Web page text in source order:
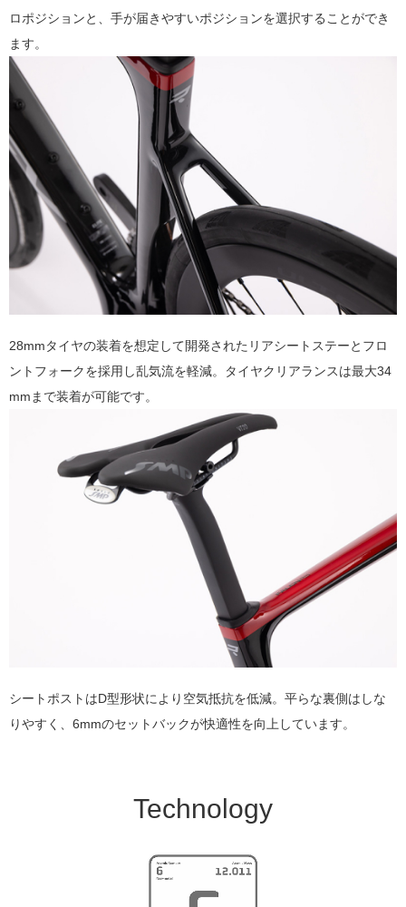
ロポジションと、手が届きやすいポジションを選択することができ
ます。
28mmタイヤの装着を想定して開発されたリアシートステーとフロ
ントフォークを採用し乱気流を軽減。タイヤクリアランスは最大34
mmまで装着が可能です。
シートポストはD型形状により空気抵抗を低減。平らな裏側はしな
りやすく、6mmのセットバックが快適性を向上しています。
Technology